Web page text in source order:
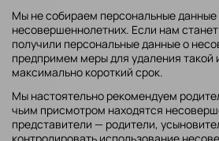
Мы не собираем персональные данные
несовершеннолетних. Если нам
получили персональные данные о
предпримем меры для удаления такой
максимально короткий срок.
Мы настоятельно рекомендуем
чьим присмотром находятся
представители — родители,
контролировать использование